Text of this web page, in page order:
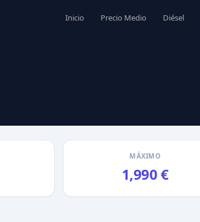
Inicio Precio Medio Diésel
MÁXIMO
1,990 €